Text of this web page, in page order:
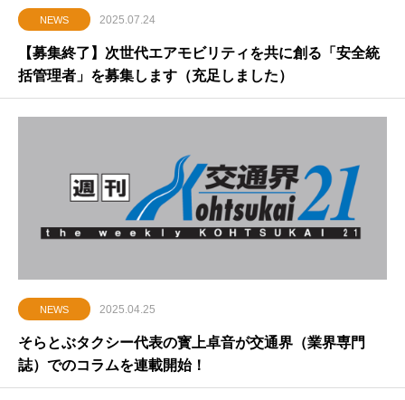
NEWS 2025.07.24
【募集終了】次世代エアモビリティを共に創る「安全統
括管理者」を募集します（充足しました）
NEWS 2025.04.25
そらとぶタクシー代表の寳上卓音が交通界（業界専門
誌）でのコラムを連載開始！